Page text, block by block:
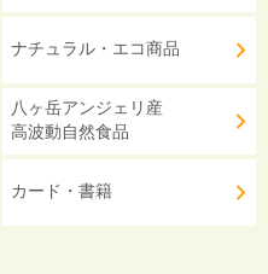
ナチュラル・エコ商品
八ヶ岳アンジェリ産
高波動自然食品
カード・書籍